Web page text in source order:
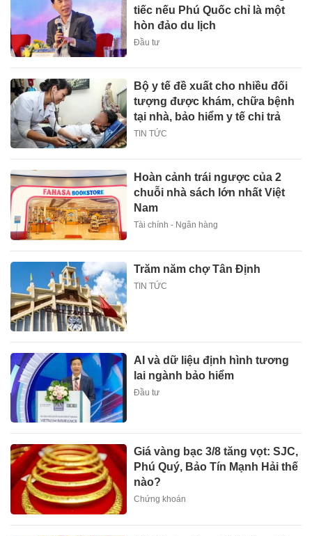
tiếc nếu Phú Quốc chỉ là một
hòn đảo du lịch
Đầu tư
Bộ y tế đề xuất cho nhiều đối
tượng được khám, chữa bệnh
tại nhà, bảo hiểm y tế chi trả
TIN TỨC
Hoàn cảnh trái ngược của 2
chuỗi nhà sách lớn nhất Việt
Nam
Tài chính - Ngân hàng
Trăm năm chợ Tân Định
TIN TỨC
AI và dữ liệu định hình tương
lai ngành bảo hiểm
Đầu tư
Giá vàng bạc 3/8 tăng vọt: SJC,
Phú Quý, Bảo Tín Mạnh Hải thế
nào?
Chứng khoán